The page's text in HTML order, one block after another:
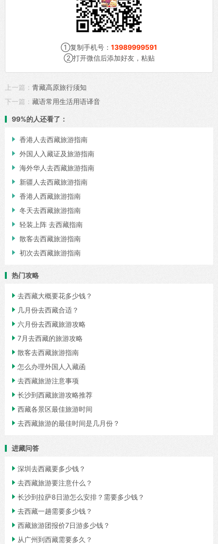
①复制手机号： 13989999591
②打开微信后添加好友，粘贴
上一篇： 青藏高原旅行须知
下一篇： 藏语常用生活用语译音
99%的人还看了：
 香港人去西藏旅游指南
 外国人入藏证及旅游指南
 海外华人去西藏旅游指南
 新疆人去西藏旅游指南
 香港人西藏旅游指南
 冬天去西藏旅游指南
 轻装上阵 去西藏指南
 散客去西藏旅游指南
 初次去西藏旅游指南
热门攻略
 去西藏大概要花多少钱？
 几月份去西藏合适？
 六月份去西藏旅游攻略
 7月去西藏的旅游攻略
 散客去西藏旅游指南
 怎么办理外国人入藏函
 去西藏旅游注意事项
 长沙到西藏旅游攻略推荐
 西藏各景区最佳旅游时间
 去西藏旅游的最佳时间是几月份？
进藏问答
 深圳去西藏要多少钱？
 去西藏旅游要注意什么？
 长沙到拉萨8日游怎么安排？需要多少钱？
 去西藏一趟需要多少钱？
 西藏旅游团报价7日游多少钱？
 从广州到西藏需要多久？